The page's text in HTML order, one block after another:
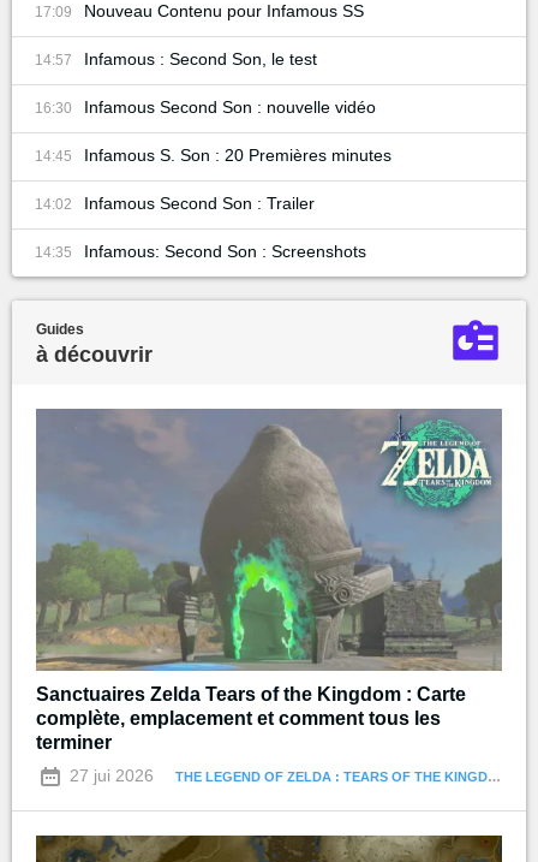
17:09 Nouveau Contenu pour Infamous SS
14:57 Infamous : Second Son, le test
16:30 Infamous Second Son : nouvelle vidéo
14:45 Infamous S. Son : 20 Premières minutes
14:02 Infamous Second Son : Trailer
14:35 Infamous: Second Son : Screenshots
Guides
à découvrir
Sanctuaires Zelda Tears of the Kingdom : Carte
complète, emplacement et comment tous les
terminer
27 jui 2026 THE LEGEND OF ZELDA : TEARS OF THE KINGDOM